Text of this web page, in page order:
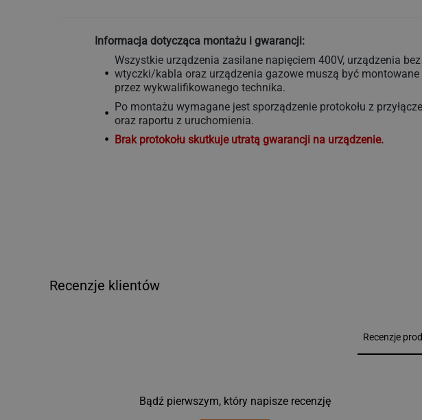
Informacja dotycząca montażu i gwarancji:
Wszystkie urządzenia zasilane napięciem 400V, urządzenia bez
wtyczki/kabla oraz urządzenia gazowe muszą być montowane
przez wykwalifikowanego technika.
Po montażu wymagane jest sporządzenie protokołu z
oraz raportu z uruchomienia.
Brak protokołu skutkuje utratą gwarancji na urządzenie.
Recenzje klientów
Recenzje
Bądź pierwszym, który napisze recenzję